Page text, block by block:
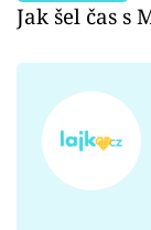
Jak šel čas s